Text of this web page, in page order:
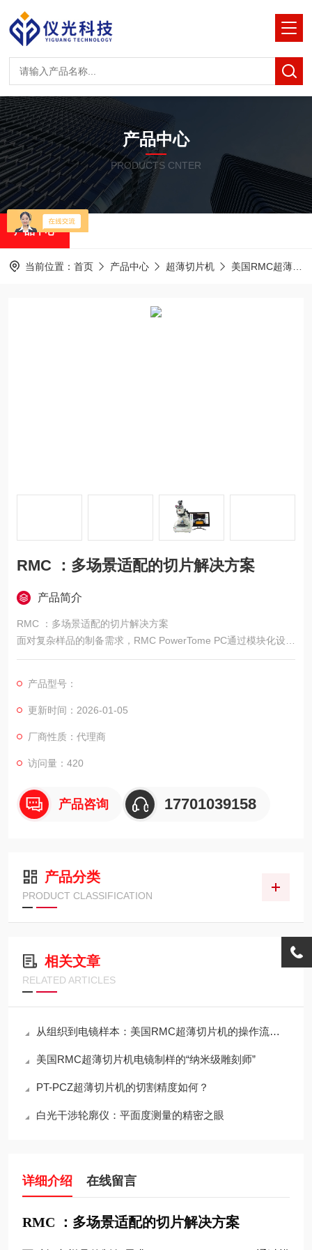
产品中心
PRODUCTS CNTER
产品中心
当前位置： 首页 产品中心 超薄切片机 美国RMC超薄切片机
RMC ：多场景适配的切片解决方案
产品简介
RMC ：多场景适配的切片解决方案
面对复杂样品的制备需求，RMC PowerTome PC通过模块化设计
实现功能扩展.
产品型号：
更新时间：2026-01-05
厂商性质：代理商
访问量：420
产品咨询 17701039158
产品分类
PRODUCT CLASSIFICATION
相关文章
RELATED ARTICLES
从组织到电镜样本：美国RMC超薄切片机的操作流程与刀头维护
美国RMC超薄切片机电镜制样的“纳米级雕刻师”
PT-PCZ超薄切片机的切割精度如何？
白光干涉轮廓仪：平面度测量的精密之眼
详细介绍 在线留言
RMC ：多场景适配的切片解决方案